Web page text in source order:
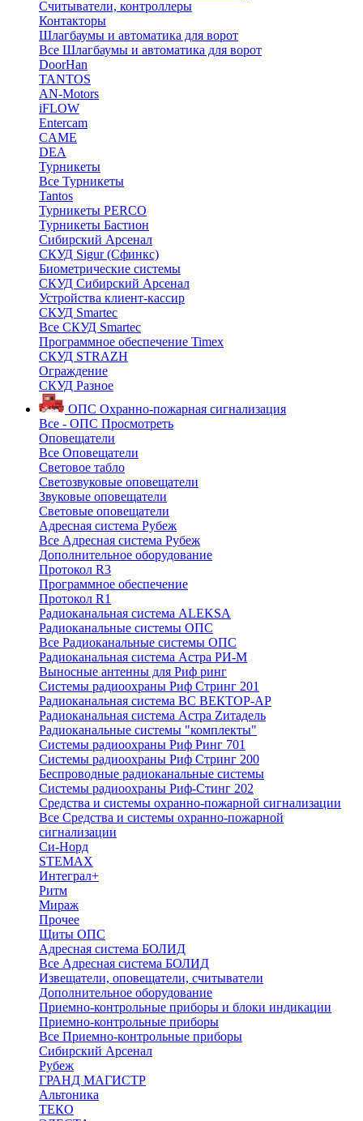
Считыватели, контроллеры
Контакторы
Шлагбаумы и автоматика для ворот
Все Шлагбаумы и автоматика для ворот
DoorHan
TANTOS
AN-Motors
iFLOW
Entercam
CAME
DEA
Турникеты
Все Турникеты
Tantos
Турникеты PERCO
Турникеты Бастион
Сибирский Арсенал
СКУД Sigur (Сфинкс)
Биометрические системы
СКУД Сибирский Арсенал
Устройства клиент-кассир
СКУД Smartec
Все СКУД Smartec
Программное обеспечение Timex
СКУД STRAZH
Ограждение
СКУД Разное
ОПС Охранно-пожарная сигнализация
Все - ОПС Просмотреть
Оповещатели
Все Оповещатели
Световое табло
Светозвуковые оповещатели
Звуковые оповещатели
Световые оповещатели
Адресная система Рубеж
Все Адресная система Рубеж
Дополнительное оборудование
Протокол R3
Программное обеспечение
Протокол R1
Радиоканальная система ALEKSA
Радиоканальные системы ОПС
Все Радиоканальные системы ОПС
Радиоканальная система Астра РИ-М
Выносные антенны для Риф ринг
Системы радиоохраны Риф Стринг 201
Радиоканальная система ВС ВЕКТОР-АР
Радиоканальная система Астра Zитадель
Радиоканальные системы "комплекты"
Системы радиоохраны Риф Ринг 701
Системы радиоохраны Риф Стринг 200
Беспроводные радиоканальные системы
Системы радиоохраны Риф-Стинг 202
Средства и системы охранно-пожарной сигнализации
Все Средства и системы охранно-пожарной
сигнализации
Си-Норд
STEMAX
Интеграл+
Ритм
Мираж
Прочее
Щиты ОПС
Адресная система БОЛИД
Все Адресная система БОЛИД
Извещатели, оповещатели, считыватели
Дополнительное оборудование
Приемно-контрольные приборы и блоки индикации
Приемно-контрольные приборы
Все Приемно-контрольные приборы
Сибирский Арсенал
Рубеж
ГРАНД МАГИСТР
Альтоника
ТЕКО